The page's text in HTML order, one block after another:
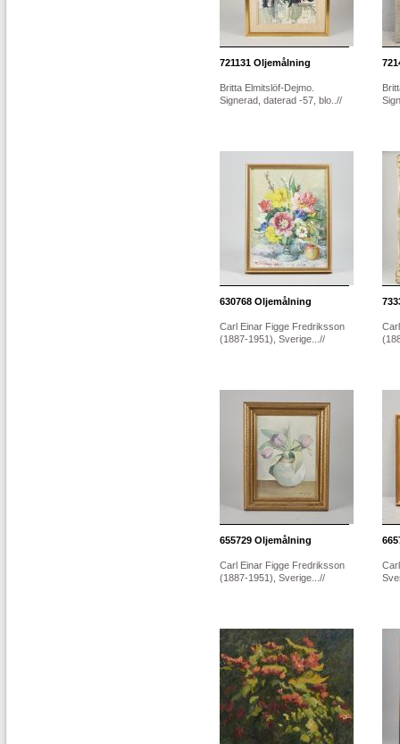
721131 Oljemålning
Britta Elmitslöf-Dejmo.
Signerad, daterad -57, blo..//
630768 Oljemålning
Carl Einar Figge Fredriksson
(1887-1951), Sverige...//
655729 Oljemålning
Carl Einar Figge Fredriksson
(1887-1951), Sverige...//